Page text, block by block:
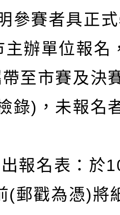
參賽者具正
主辦單位報名
至市賽及決
錄)，未報名
報名表：於
(郵戳為憑)將